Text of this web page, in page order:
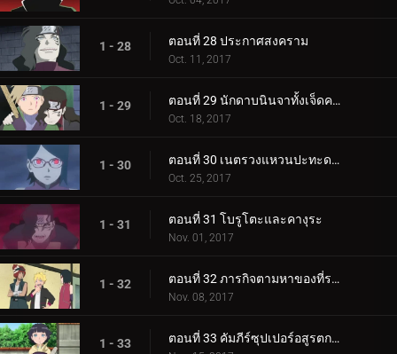
1 - 28 ตอนที่ 28 ประกาศสงคราม
Oct. 11, 2017
1 - 29 ตอนที่ 29 นักดาบนินจาทั้งเจ็ดคนใหม่!
Oct. 18, 2017
1 - 30 ตอนที่ 30 เนตรวงแหวนปะทะดาบสายฟ้า เขี้ยวคิบะ!
Oct. 25, 2017
1 - 31 ตอนที่ 31 โบรูโตะและคางุระ
Nov. 01, 2017
1 - 32 ตอนที่ 32 ภารกิจตามหาของที่ระลึก
Nov. 08, 2017
1 - 33 ตอนที่ 33 คัมภีร์ซุปเปอร์อสูรตกต่ำ!